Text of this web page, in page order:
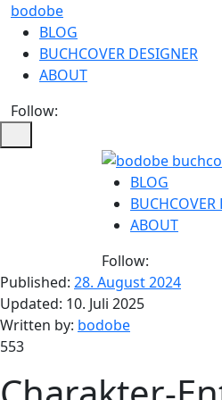
bodobe
BLOG
BUCHCOVER DESIGNER
ABOUT
Follow:
BLOG
BUCHCOVER
ABOUT
Follow:
Published: 28. August 2024
Updated: 10. Juli 2025
Written by: bodobe
553